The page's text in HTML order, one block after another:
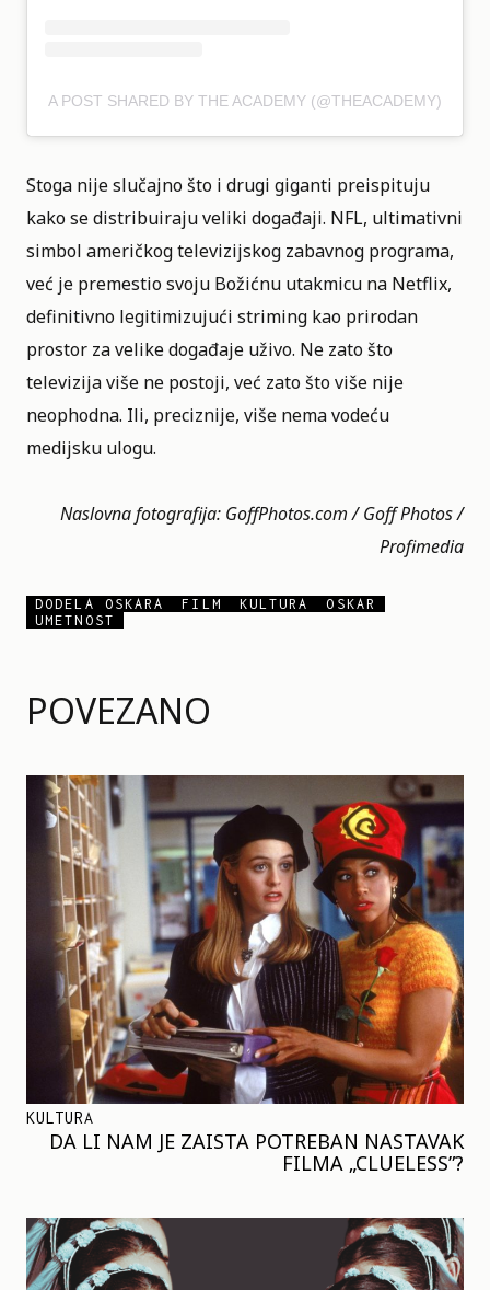
POVEZANO
KULTURA
DA LI NAM JE ZAISTA POTREBAN NASTAVAK
FILMA „CLUELESS”?
A POST SHARED BY THE ACADEMY (@THEACADEMY)
Stoga nije slučajno što i drugi giganti preispituju
kako se distribuiraju veliki događaji. NFL, ultimativni
simbol američkog televizijskog zabavnog programa,
već je premestio svoju Božićnu utakmicu na Netflix,
definitivno legitimizujući striming kao prirodan
prostor za velike događaje uživo. Ne zato što
televizija više ne postoji, već zato što više nije
neophodna. Ili, preciznije, više nema vodeću
medijsku ulogu.
Naslovna fotografija: GoffPhotos.com / Goff Photos /
Profimedia
DODELA OSKARA FILM KULTURA
OSKAR
UMETNOST